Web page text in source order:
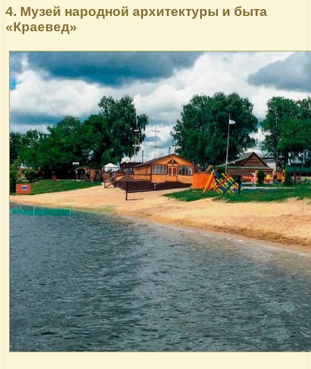
4. Музей народной архитектуры и быта
«Краевед»